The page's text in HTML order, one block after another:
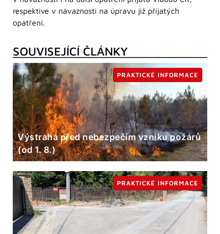
respektive v návaznosti na úpravu již přijatých
opatření.
SOUVISEJÍCÍ ČLÁNKY
Výstraha před nebezpečím vzniku požárů
(od 1. 8.)
PRAKTICKÉ INFORMACE
PRAKTICKÉ INFORMACE